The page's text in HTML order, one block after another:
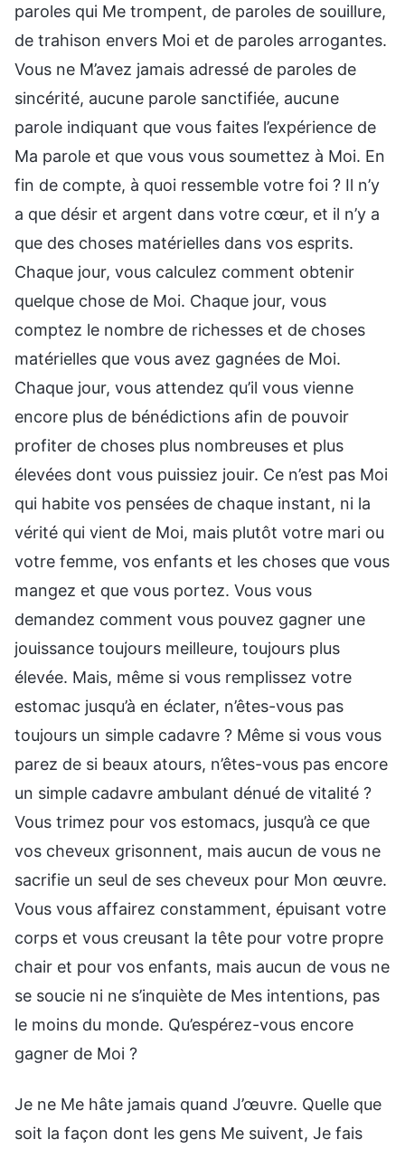
paroles qui Me trompent, de paroles de souillure,
de trahison envers Moi et de paroles arrogantes.
Vous ne M’avez jamais adressé de paroles de
sincérité, aucune parole sanctifiée, aucune
parole indiquant que vous faites l’expérience de
Ma parole et que vous vous soumettez à Moi. En
fin de compte, à quoi ressemble votre foi ? Il n’y
a que désir et argent dans votre cœur, et il n’y a
que des choses matérielles dans vos esprits.
Chaque jour, vous calculez comment obtenir
quelque chose de Moi. Chaque jour, vous
comptez le nombre de richesses et de choses
matérielles que vous avez gagnées de Moi.
Chaque jour, vous attendez qu’il vous vienne
encore plus de bénédictions afin de pouvoir
profiter de choses plus nombreuses et plus
élevées dont vous puissiez jouir. Ce n’est pas Moi
qui habite vos pensées de chaque instant, ni la
vérité qui vient de Moi, mais plutôt votre mari ou
votre femme, vos enfants et les choses que vous
mangez et que vous portez. Vous vous
demandez comment vous pouvez gagner une
jouissance toujours meilleure, toujours plus
élevée. Mais, même si vous remplissez votre
estomac jusqu’à en éclater, n’êtes-vous pas
toujours un simple cadavre ? Même si vous vous
parez de si beaux atours, n’êtes-vous pas encore
un simple cadavre ambulant dénué de vitalité ?
Vous trimez pour vos estomacs, jusqu’à ce que
vos cheveux grisonnent, mais aucun de vous ne
sacrifie un seul de ses cheveux pour Mon œuvre.
Vous vous affairez constamment, épuisant votre
corps et vous creusant la tête pour votre propre
chair et pour vos enfants, mais aucun de vous ne
se soucie ni ne s’inquiète de Mes intentions, pas
le moins du monde. Qu’espérez-vous encore
gagner de Moi ?
Je ne Me hâte jamais quand J’œuvre. Quelle que
soit la façon dont les gens Me suivent, Je fais